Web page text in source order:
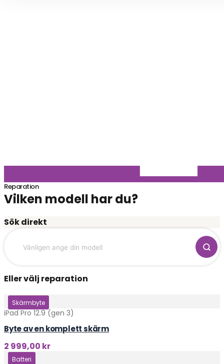
Reparation
Vilken modell har du?
Sök direkt
Eller välj reparation
Klicka här
Skärmbyte
iPad Pro 12.9 (gen 3)
Byte av en komplett skärm
2 999,00 kr
Klicka här
Batteri